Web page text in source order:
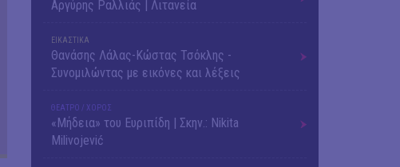
Αργύρης Ραλλιάς | Λιτανεία
ΕΙΚΑΣΤΙΚΑ
Θανάσης Λάλας-Κώστας Τσόκλης -
Συνομιλώντας με εικόνες και λέξεις
ΘΕΑΤΡΟ / ΧΟΡΟΣ
«Μήδεια» του Ευριπίδη | Σκην.: Nikita
Milivojević